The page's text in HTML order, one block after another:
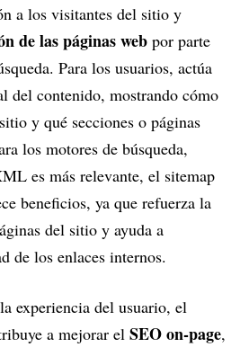
a los visitantes del sitio y
de las páginas web por parte
Para los usuarios, actúa
del contenido, mostrando cómo
y qué secciones o páginas
los motores de búsqueda,
es más relevante, el sitemap
beneficios, ya que refuerza la
del sitio y ayuda a
de los enlaces internos.
experiencia del usuario, el
a mejorar el SEO on-page,